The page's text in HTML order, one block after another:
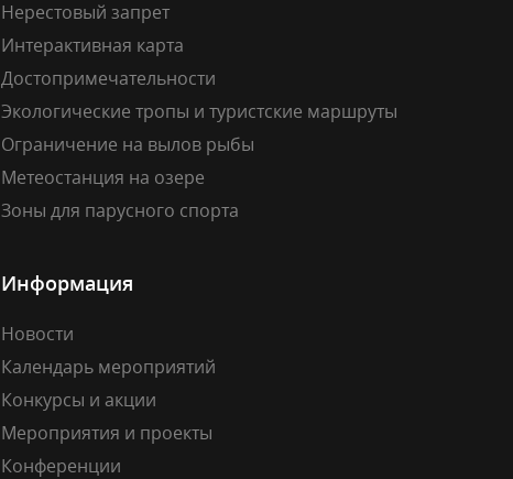
Нерестовый запрет
Интерактивная карта
Достопримечательности
Экологические тропы и туристские маршруты
Ограничение на вылов рыбы
Метеостанция на озере
Зоны для парусного спорта
Информация
Новости
Календарь мероприятий
Конкурсы и акции
Мероприятия и проекты
Конференции